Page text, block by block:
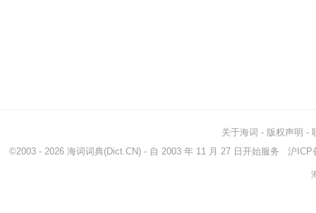
关于海词 - 版权声明 -
©2003 - 2026 海词词典(Dict.CN) - 自 2003 年 11 月 27 日开始服务 沪ICP